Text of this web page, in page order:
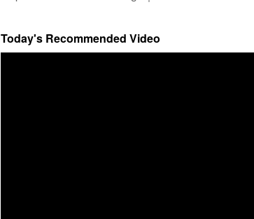
Today's Recommended Video